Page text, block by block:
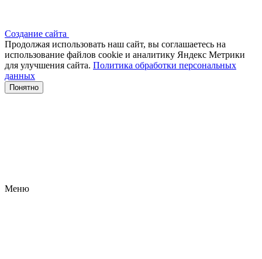
Создание сайта
Продолжая использовать наш сайт, вы соглашаетесь на
использование файлов сооkіе и аналитику Яндекс Метрики
для улучшения сайта. Политика обработки персональных
данных
Понятно
Меню